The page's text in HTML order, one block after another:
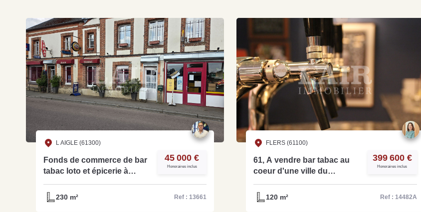
L AIGLE (61300)
Fonds de commerce de bar
tabac loto et épicerie à
13661
45 000 €
Honoraires inclus
230 m² Ref : 13661
FLERS (61100)
61, A vendre bar tabac au
coeur d'une ville du
399 600 €
Honoraires inclus
120 m² Ref : 14482A